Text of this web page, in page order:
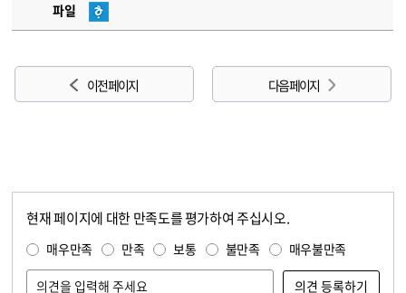
파일
이전 페이지 다음 페이지
현재 페이지에 대한 만족도를 평가하여 주십시오.
매우만족 만족 보통 불만족 매우불만족